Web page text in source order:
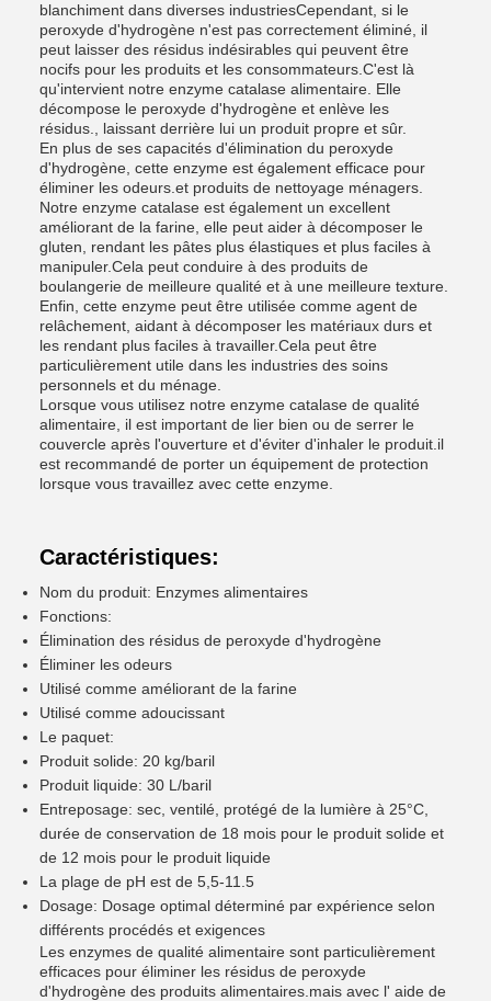
blanchiment dans diverses industriesCependant, si le
peroxyde d'hydrogène n'est pas correctement éliminé, il
peut laisser des résidus indésirables qui peuvent être
nocifs pour les produits et les consommateurs.C'est là
qu'intervient notre enzyme catalase alimentaire. Elle
décompose le peroxyde d'hydrogène et enlève les
résidus., laissant derrière lui un produit propre et sûr.
En plus de ses capacités d'élimination du peroxyde
d'hydrogène, cette enzyme est également efficace pour
éliminer les odeurs.et produits de nettoyage ménagers.
Notre enzyme catalase est également un excellent
améliorant de la farine, elle peut aider à décomposer le
gluten, rendant les pâtes plus élastiques et plus faciles à
manipuler.Cela peut conduire à des produits de
boulangerie de meilleure qualité et à une meilleure texture.
Enfin, cette enzyme peut être utilisée comme agent de
relâchement, aidant à décomposer les matériaux durs et
les rendant plus faciles à travailler.Cela peut être
particulièrement utile dans les industries des soins
personnels et du ménage.
Lorsque vous utilisez notre enzyme catalase de qualité
alimentaire, il est important de lier bien ou de serrer le
couvercle après l'ouverture et d'éviter d'inhaler le produit.il
est recommandé de porter un équipement de protection
lorsque vous travaillez avec cette enzyme.
Caractéristiques:
Nom du produit: Enzymes alimentaires
Fonctions:
Élimination des résidus de peroxyde d'hydrogène
Éliminer les odeurs
Utilisé comme améliorant de la farine
Utilisé comme adoucissant
Le paquet:
Produit solide: 20 kg/baril
Produit liquide: 30 L/baril
Entreposage: sec, ventilé, protégé de la lumière à 25°C,
durée de conservation de 18 mois pour le produit solide et
de 12 mois pour le produit liquide
La plage de pH est de 5,5-11.5
Dosage: Dosage optimal déterminé par expérience selon
différents procédés et exigences
Les enzymes de qualité alimentaire sont particulièrement
efficaces pour éliminer les résidus de peroxyde
d'hydrogène des produits alimentaires.mais avec l' aide de